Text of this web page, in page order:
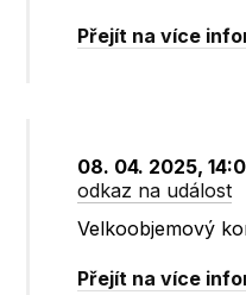
Přejít na více
08. 04. 2025,
odkaz na událost
Velkoobjemový
Přejít na více